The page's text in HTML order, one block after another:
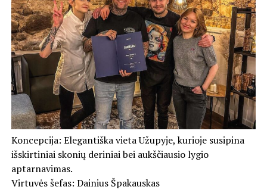
Koncepcija: Elegantiška vieta Užupyje, kurioje susipina
išskirtiniai skonių deriniai bei aukščiausio lygio
aptarnavimas.
Virtuvės šefas: Dainius Špakauskas